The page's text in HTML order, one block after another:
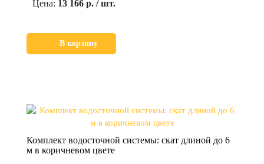
Цена: 13 166 р. / шт.
В корзину
Комплект водосточной системы: скат длиной до 6
м в коричневом цвете